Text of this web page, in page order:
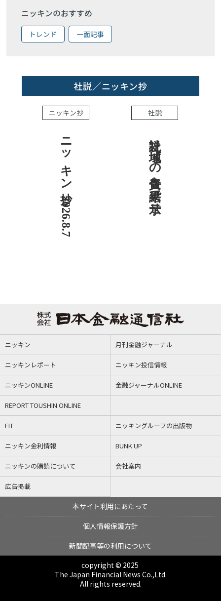
ニッキンのおすすめ
トレンド 一面記事
社説／ニッキン抄
ニッキン抄
ニッキン抄 2026.8.7
社説
社説 地域への責任を結果で示せ
ニッキン 月刊金融ジャーナル
ニッキンレポート ニッキン投信情報
ニッキンONLINE 金融ジャーナルONLINE
REPORT TOUSHIN ONLINE
FIT ニッキングループの出版物
ニッキン金利情報 BUNK UP
ニッキンの購読について 会社案内
広告掲載
本サイト利用にあたって
個人情報保護方針
新聞記事等の利用について
copyright © 2025
The Japan Financial News Co.,Ltd.
All rights reserved.